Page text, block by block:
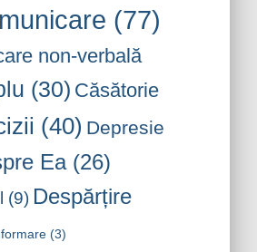
(77)
non-verbală
(30) Căsătorie
(40) Depresie
Ea(26)
(9) Despărțire
(3)